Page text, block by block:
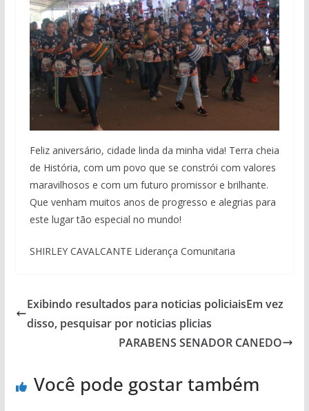
Feliz aniversário, cidade linda da minha vida! Terra cheia
de História, com um povo que se constrói com valores
maravilhosos e com um futuro promissor e brilhante.
Que venham muitos anos de progresso e alegrias para
este lugar tão especial no mundo!
SHIRLEY CAVALCANTE Liderança Comunitaria
Exibindo resultados para noticias policiaisEm vez
disso, pesquisar por noticias plicias
PARABENS SENADOR CANEDO
Você pode gostar também